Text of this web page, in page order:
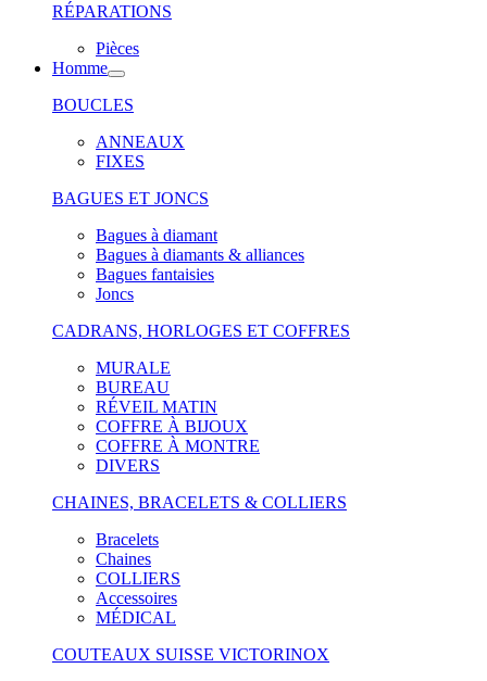
RÉPARATIONS
Pièces
Homme
BOUCLES
ANNEAUX
FIXES
BAGUES ET JONCS
Bagues à diamant
Bagues à diamants & alliances
Bagues fantaisies
Joncs
CADRANS, HORLOGES ET COFFRES
MURALE
BUREAU
RÉVEIL MATIN
COFFRE À BIJOUX
COFFRE À MONTRE
DIVERS
CHAINES, BRACELETS & COLLIERS
Bracelets
Chaines
COLLIERS
Accessoires
MÉDICAL
COUTEAUX SUISSE VICTORINOX